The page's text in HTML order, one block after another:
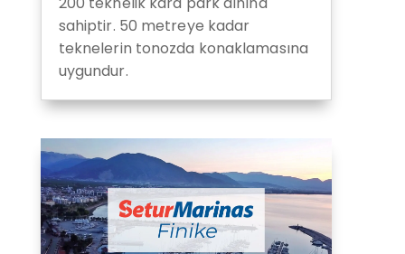
sahiptir. 50 metreye kadar
teknelerin tonozda konaklamasına
uygundur.